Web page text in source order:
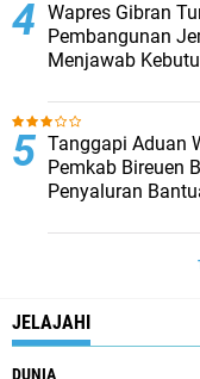
Wapres Gibran
Pembangunan
Menjawab
Tanggapi Aduan
Pemkab Bireuen
Penyaluran
JELAJAHI
DUNIA